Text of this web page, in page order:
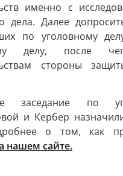
именно с
дела. Далее
по уголовному
делу, после
стороны
заседание по
и Кербер
о том, как
нашем сайте.